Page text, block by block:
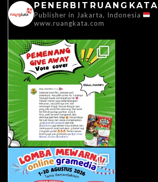
PENERBITRUANGKATA
Publisher in Jakarta, Indonesia
www.ruangkata.com